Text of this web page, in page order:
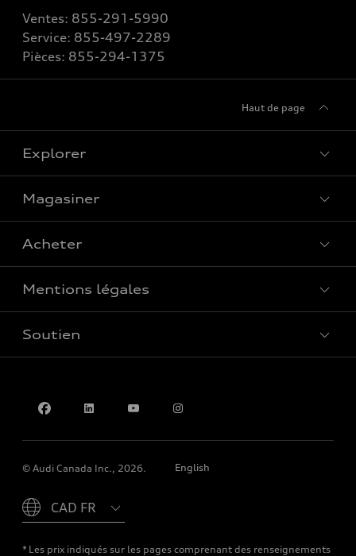
Ventes: 855-291-5990
Service: 855-497-2289
Pièces: 855-294-1375
Haut de page
Explorer
Voir tous les modèles
Magasiner
Offres spéciales
Acheter
Réserver un essai routier
Mentions légales
Confidentialité
Soutien
© Audi Canada Inc., 2026.
English
* Les prix indiqués sur les pages comprenant des renseignements